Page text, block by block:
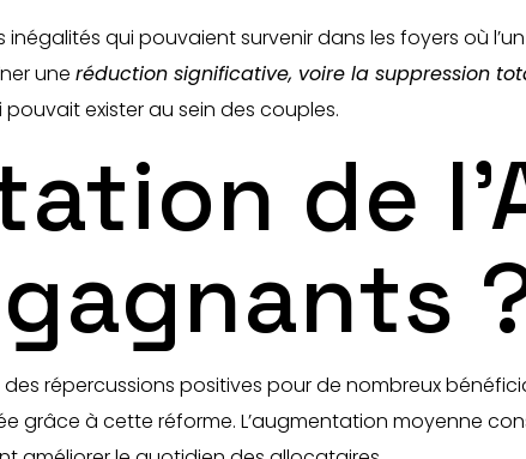
qui pouvaient survenir dans les foyers où
une réduction significative, voire la suppression
exister au sein des couples.
de
répercussions positives pour de nombreux
grâce à cette réforme. L’augmentation moyenne